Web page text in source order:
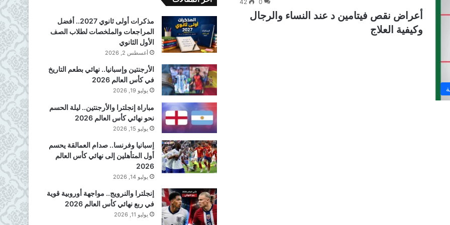
0
42
أعراض نقص فيتامين د عند النساء والرجال
وكيفية العلاج
مذكرات أولى ثانوي 2027.. أفضل
المراجعات والملخصات لطلاب الصف
الأول الثانوي
أغسطس 2, 2026
الأرجنتين وإسبانيا.. نهائي بطعم التاريخ
في كأس العالم 2026
يوليو 19, 2026
مباراة إنجلترا والأرجنتين.. ليلة الحسم
نحو نهائي كأس العالم 2026
يوليو 15, 2026
إسبانيا وفرنسا.. صدام العمالقة يحسم
أول المتأهلين إلى نهائي كأس العالم
2026
يوليو 14, 2026
إنجلترا والنرويج.. مواجهة أوروبية قوية
في ربع نهائي كأس العالم 2026
يوليو 11, 2026